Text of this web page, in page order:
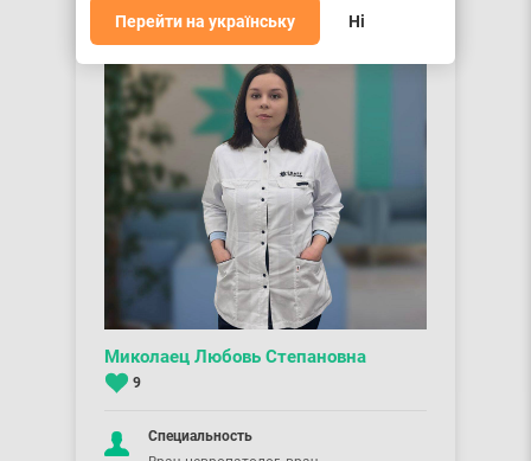
Миколаец Любовь Степановна
9
Специальность
Перейти на українську Ні